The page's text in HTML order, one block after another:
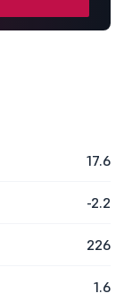
17.6
-2.2
226
1.6